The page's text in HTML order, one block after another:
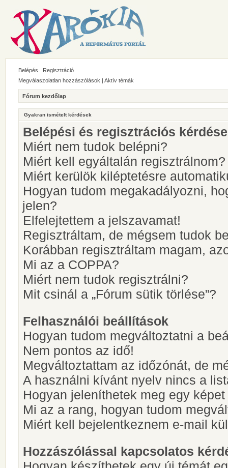
Belépés
Regisztráció
Megválaszolatlan hozzászólások | Aktív témák
Fórum kezdőlap
Gyakran ismételt kérdések
Belépési és regisztrációs
Miért nem tudok belépni?
Miért kell egyáltalán regisztrálnom?
Miért kerülök kiléptetésre
Hogyan tudom megakadályozni,
jelen?
Elfelejtettem a jelszavamat!
Regisztráltam, de mégsem tudok
Korábban regisztráltam magam,
Mi az a COPPA?
Miért nem tudok regisztrálni?
Mit csinál a „Fórum sütik törlése”?
Felhasználói beállítások
Hogyan tudom megváltoztatni a
Nem pontos az idő!
Megváltoztattam az időzónát, de
A használni kívánt nyelv nincs a
Hogyan jeleníthetek meg egy
Mi az a rang, hogyan tudom
Miért kell bejelentkeznem e-mail
Hozzászólással kapcsolatos